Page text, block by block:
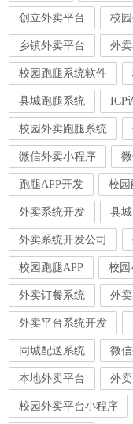
创立外卖平台 校
乡镇外卖平台 外
校园跑腿系统软件
县城跑腿系统 ICP
校园外卖跑腿系统
微信外卖小程序
跑腿APP开发 校
外卖系统开发 县
外卖系统开发公司
校园跑腿APP 校
外卖订餐系统 外
外卖平台系统开发
同城配送系统 微
本地外卖平台 外
校园外卖平台小程序